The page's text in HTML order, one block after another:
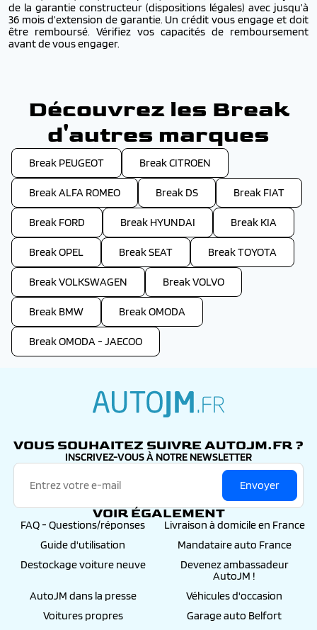
de la garantie constructeur (dispositions légales) avec jusqu’à
36 mois d’extension de garantie. Un crédit vous engage et doit
être remboursé. Vérifiez vos capacités de remboursement
avant de vous engager.
Découvrez les Break
d'autres marques
Break PEUGEOT Break CITROEN
Break ALFA ROMEO Break DS Break FIAT
Break FORD Break HYUNDAI Break KIA
Break OPEL Break SEAT Break TOYOTA
Break VOLKSWAGEN Break VOLVO
Break BMW Break OMODA
Break OMODA - JAECOO
VOUS SOUHAITEZ SUIVRE AUTOJM.FR ?
INSCRIVEZ-VOUS À NOTRE NEWSLETTER
Envoyer
VOIR ÉGALEMENT
FAQ - Questions/réponses
Livraison à domicile en France
Guide d'utilisation
Mandataire auto France
Destockage voiture neuve
Devenez ambassadeur
AutoJM !
AutoJM dans la presse
Véhicules d'occasion
Voitures propres
Garage auto Belfort